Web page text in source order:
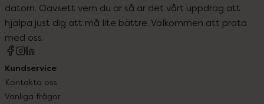
datorn. Oavsett vem du är så är det vårt uppdrag att
hjälpa just dig att må lite bättre. Välkommen att prata
med oss.
Kundservice
Kontakta oss
Vanliga frågor